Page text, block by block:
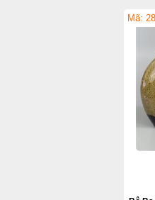
Mã: